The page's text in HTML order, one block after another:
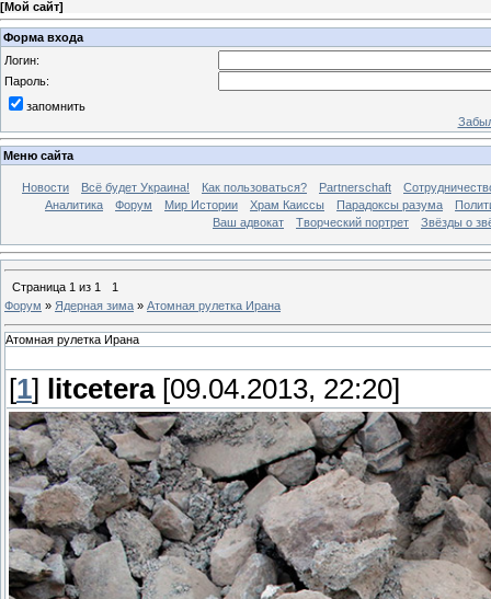
[Мой сайт]
Форма входа
Логин:
Пароль:
запомнить
Меню сайта
Новости Всё будет Украина! Как пользоваться? Partnerschaft
Аналитика
Форум Мир Истории Храм Каиссы Парадоксы разума
Ваш адвокат
Творческий портрет Звёзды о
Страница 1 из 1
1
Форум » Ядерная зима » Атомная рулетка Ирана
Атомная рулетка Ирана
[1] litcetera[09.04.2013, 22:20]